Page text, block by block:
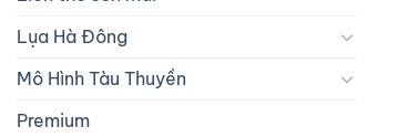
Lụa Hà Đông
Mô Hình Tàu Thuyền
Premium